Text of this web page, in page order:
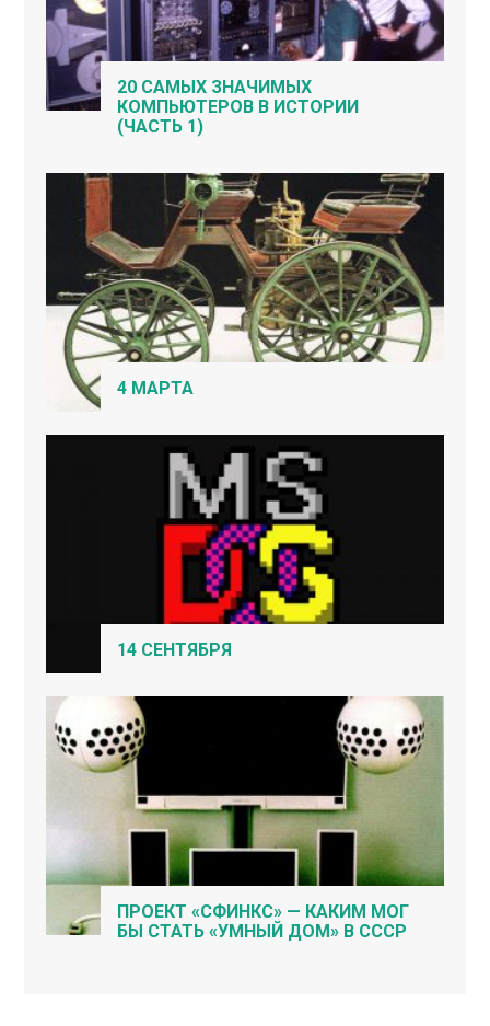
20 САМЫХ ЗНАЧИМЫХ
КОМПЬЮТЕРОВ В ИСТОРИИ
(ЧАСТЬ 1)
4 МАРТА
14 СЕНТЯБРЯ
ПРОЕКТ «СФИНКС» — КАКИМ МОГ
БЫ СТАТЬ «УМНЫЙ ДОМ» В СССР